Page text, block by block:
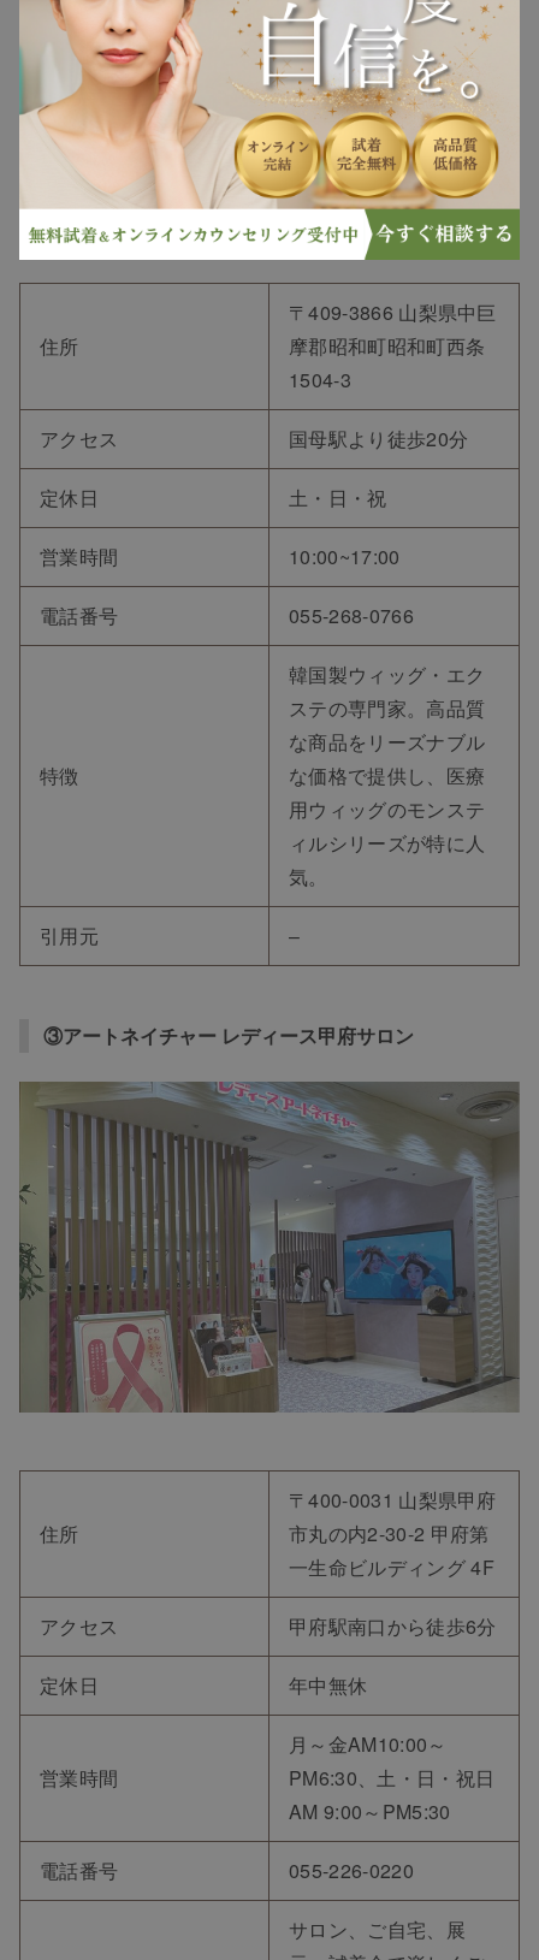
住所
〒409-3866 山梨県中巨
摩郡昭和町昭和町西条
1504-3
アクセス 国母駅より徒歩20分
定休日 土・日・祝
営業時間 10:00~17:00
電話番号 055-268-0766
特徴
韓国製ウィッグ・エク
ステの専門家。高品質
な商品をリーズナブル
な価格で提供し、医療
用ウィッグのモンステ
ィルシリーズが特に人
気。
引用元 –
③アートネイチャー レディース甲府サロン
住所
〒400-0031 山梨県甲府
市丸の内2-30-2 甲府第
一生命ビルディング 4F
アクセス 甲府駅南口から徒歩6分
定休日 年中無休
営業時間
月～金AM10:00～
PM6:30、土・日・祝日
AM 9:00～PM5:30
電話番号 055-226-0220
サロン、ご自宅、展